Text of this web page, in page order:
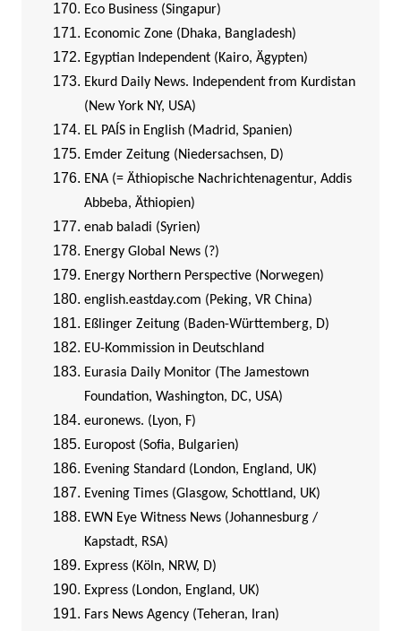
Eco Business (Singapur)
Economic Zone (Dhaka, Bangladesh)
Egyptian Independent (Kairo, Ägypten)
Ekurd Daily News. Independent from Kurdistan
(New York NY, USA)
EL PAÍS in English (Madrid, Spanien)
Emder Zeitung (Niedersachsen, D)
ENA (= Äthiopische Nachrichtenagentur, Addis
Abbeba, Äthiopien)
enab baladi (Syrien)
Energy Global News (?)
Energy Northern Perspective (Norwegen)
english.eastday.com (Peking, VR China)
Eßlinger Zeitung (Baden-Württemberg, D)
EU-Kommission in Deutschland
Eurasia Daily Monitor (The Jamestown
Foundation, Washington, DC, USA)
euronews. (Lyon, F)
Europost (Sofia, Bulgarien)
Evening Standard (London, England, UK)
Evening Times (Glasgow, Schottland, UK)
EWN Eye Witness News (Johannesburg /
Kapstadt, RSA)
Express (Köln, NRW, D)
Express (London, England, UK)
Fars News Agency (Teheran, Iran)